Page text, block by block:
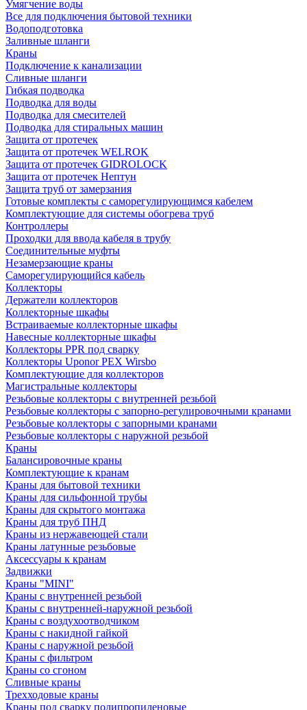
Умягчение воды
Все для подключения бытовой техники
Водоподготовка
Заливные шланги
Краны
Подключение к канализации
Сливные шланги
Гибкая подводка
Подводка для воды
Подводка для смесителей
Подводка для стиральных машин
Защита от протечек
Защита от протечек WELROK
Защита от протечек GIDROLOCK
Защита от протечек Нептун
Защита труб от замерзания
Готовые комплекты с саморегулирующимся кабелем
Комплектующие для системы обогрева труб
Контроллеры
Проходки для ввода кабеля в трубу
Соединительные муфты
Незамерзающие краны
Саморегулирующийся кабель
Коллекторы
Держатели коллекторов
Коллекторные шкафы
Встраиваемые коллекторные шкафы
Навесные коллекторные шкафы
Коллекторы PPR под сварку
Коллекторы Uponor PEX Wirsbo
Комплектующие для коллекторов
Магистральные коллекторы
Резьбовые коллекторы с внутренней резьбой
Резьбовые коллекторы с запорно-регулировочными кранами
Резьбовые коллекторы с запорными кранами
Резьбовые коллекторы с наружной резьбой
Краны
Балансировочные краны
Комплектующие к кранам
Краны для бытовой техники
Краны для сильфонной трубы
Краны для скрытого монтажа
Краны для труб ПНД
Краны из нержавеющей стали
Краны латунные резьбовые
Аксессуары к кранам
Задвижки
Краны "MINI"
Краны с внутренней резьбой
Краны с внутренней-наружной резьбой
Краны с воздухоотводчиком
Краны с накидной гайкой
Краны с наружной резьбой
Краны с фильтром
Краны со сгоном
Сливные краны
Трехходовые краны
Краны под сварку полипропиленовые